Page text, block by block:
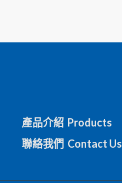
產品介紹 Products
聯絡我們 Contact Us